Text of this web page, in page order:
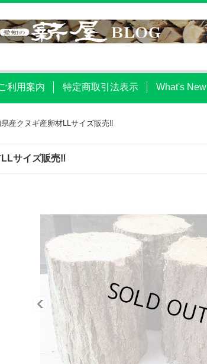
利用案内 特定商取引法表示 What's New
産クヌギ産卵材LLサイズ販売‼
サイズ販売‼